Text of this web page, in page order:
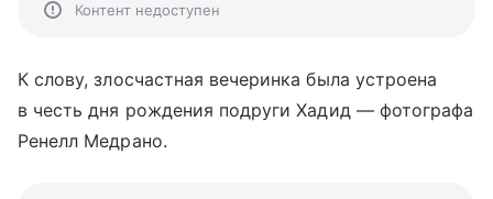
Контент недоступен
К слову, злосчастная вечеринка была устроена
в честь дня рождения подруги Хадид — фотографа
Ренелл Медрано.